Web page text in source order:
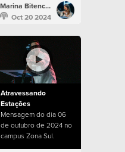
Marina Bitencourt
Oct 20 2024
Atravessando
Estações
Mensagem do dia 06
de outubro de 2024 no
campus Zona Sul.